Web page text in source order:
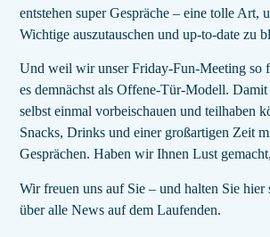
entstehen super Gespräche – eine tolle Art,
Wichtige auszutauschen und up-to-date zu
Und weil wir unser Friday-Fun-Meeting so
es demnächst als Offene-Tür-Modell. Damit
selbst einmal vorbeischauen und teilhaben
Snacks, Drinks und einer großartigen Zeit
Gesprächen. Haben wir Ihnen Lust
Wir freuen uns auf Sie – und halten Sie
über alle News auf dem Laufenden.